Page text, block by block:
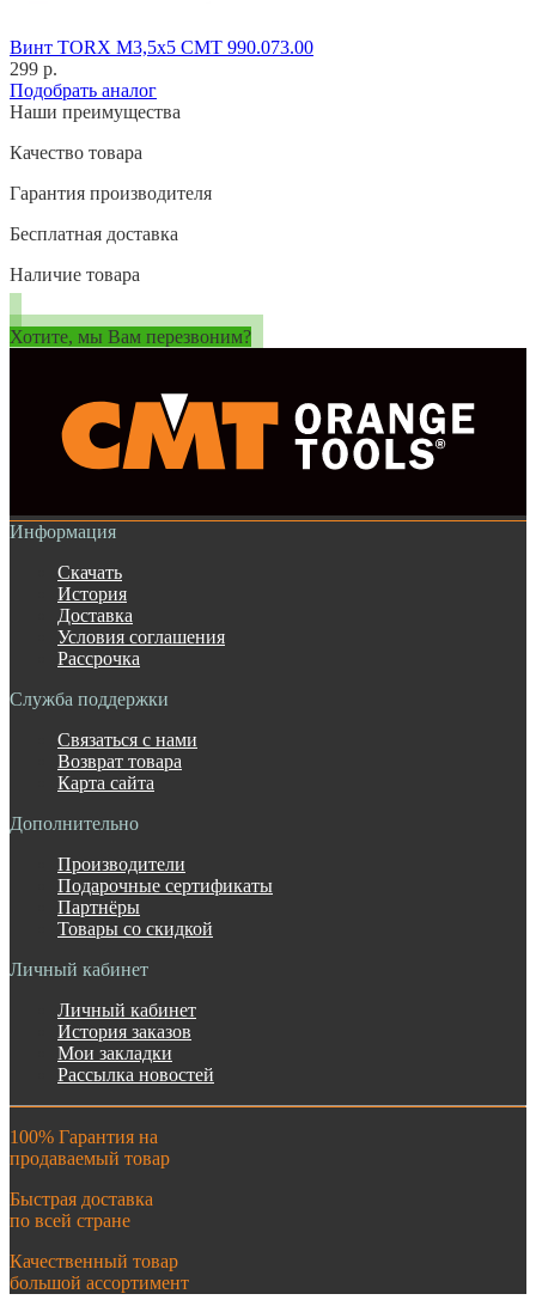
Винт TORX M3,5x5 CMT 990.073.00
299 р.
Подобрать аналог
Наши преимущества
Качество товара
Гарантия производителя
Бесплатная доставка
Наличие товара
Хотите, мы Вам перезвоним?
Информация
Скачать
История
Доставка
Условия соглашения
Рассрочка
Служба поддержки
Связаться с нами
Возврат товара
Карта сайта
Дополнительно
Производители
Подарочные сертификаты
Партнёры
Товары со скидкой
Личный кабинет
Личный кабинет
История заказов
Мои закладки
Рассылка новостей
100% Гарантия на
продаваемый товар
Быстрая доставка
по всей стране
Качественный товар
большой ассортимент